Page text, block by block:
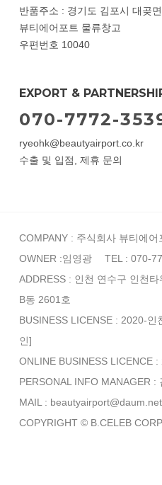
반품주소 : 경기도 김포시 대곶
뷰티에어포트 물류창고
우편번호 10040
EXPORT &
070-7772-
ryeohk@beautyairport.co.kr
수출 및 입점, 제휴 문의
COMPANY : 주식회사 뷰티에어
OWNER :임영광
TEL : 070-
ADDRESS : 인천 연수구 인천
B동 2601호
BUSINESS LICENSE : 2020-인
인]
ONLINE BUSINESS LICENCE
PERSONAL INFO MANAGER :
MAIL : beautyairport@daum.net
COPYRIGHT © B.CELEB